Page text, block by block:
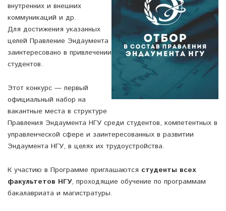
внутренних и внешних
коммуникаций и др.
Для достижения указанных
целей Правление Эндаумента
заинтересовано в привлечении
студентов.
Этот конкурс — первый
официальный набор на
вакантные места в структуре
Правления Эндаумента НГУ среди студентов, компетентных в
управленческой сфере и заинтересованных в развитии
Эндаумента НГУ, в целях их трудоустройства.
К участию в Программе приглашаются студенты всех
факультетов НГУ, проходящие обучение по программам
бакалавриата и магистратуры.